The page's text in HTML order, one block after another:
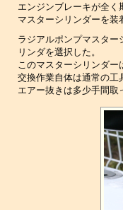
エンジンブレーキが全
マスターシリンダーを装
ラジアルポンプマスタ
リンダを選択した。
このマスターシリンダー
交換作業自体は通常の工
エアー抜きは多少手間取